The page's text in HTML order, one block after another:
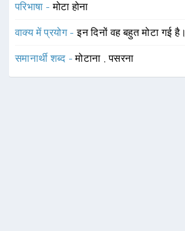
परिभाषा -मोटा होना
वाक्य में प्रयोग -इन दिनों वह बहुत मोटा गई है।
समानार्थी शब्द -मोटाना ,पसरना